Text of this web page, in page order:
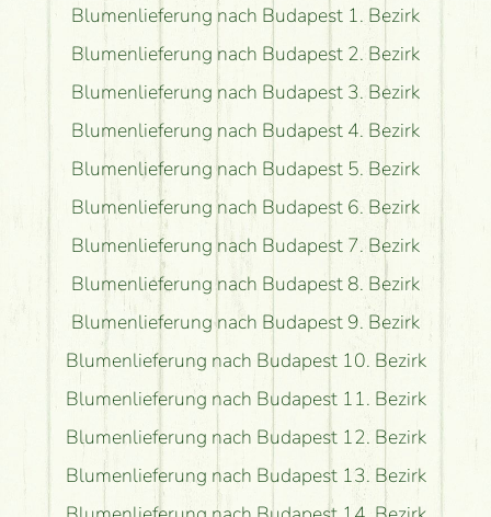
Blumenlieferung nach Budapest 1. Bezirk
Blumenlieferung nach Budapest 2. Bezirk
Blumenlieferung nach Budapest 3. Bezirk
Blumenlieferung nach Budapest 4. Bezirk
Blumenlieferung nach Budapest 5. Bezirk
Blumenlieferung nach Budapest 6. Bezirk
Blumenlieferung nach Budapest 7. Bezirk
Blumenlieferung nach Budapest 8. Bezirk
Blumenlieferung nach Budapest 9. Bezirk
Blumenlieferung nach Budapest 10. Bezirk
Blumenlieferung nach Budapest 11. Bezirk
Blumenlieferung nach Budapest 12. Bezirk
Blumenlieferung nach Budapest 13. Bezirk